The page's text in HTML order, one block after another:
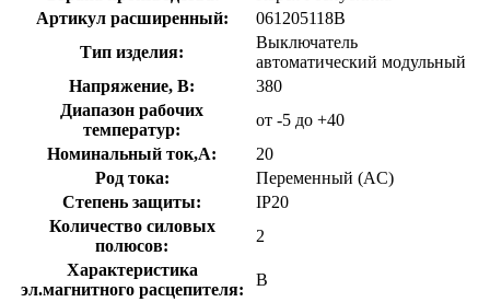
Артикул расширенный:
061205118B
Тип изделия:
Выключатель
автоматический модульный
Напряжение, В:
380
Диапазон рабочих
температур:
от -5 до +40
Номинальный ток,А:
20
Род тока:
Переменный (AC)
Степень защиты:
IP20
Количество силовых
полюсов:
2
Характеристика
эл.магнитного расцепителя:
B